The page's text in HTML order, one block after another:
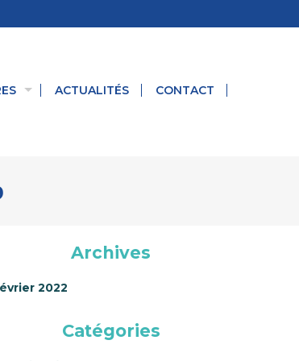
ACTUALITÉS CONTACT
Archives
2022
Catégories